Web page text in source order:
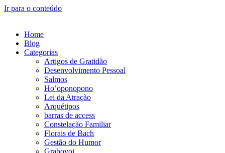
Ir para o conteúdo
Home
Blog
Categorias
Artigos de Gratidão
Desenvolvimento Pessoal
Salmos
Ho’oponopono
Lei da Atração
Arquétipos
barras de access
Constelação Familiar
Florais de Bach
Gestão do Humor
Grabovoi